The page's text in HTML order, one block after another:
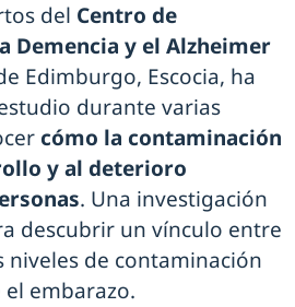
del Centro de
Demencia y el Alzheimer
Edimburgo, Escocia, ha
durante varias
cómo la contaminación
y al deterioro
. Una investigación
descubrir un vínculo entre
niveles de contaminación
embarazo.